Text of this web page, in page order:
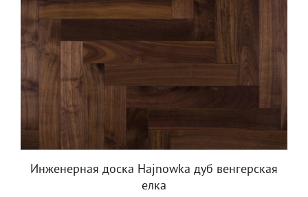
Инженерная доска Hajnowka дуб венгерская
елка